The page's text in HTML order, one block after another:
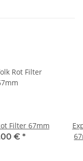
Filter 67mm
€ *